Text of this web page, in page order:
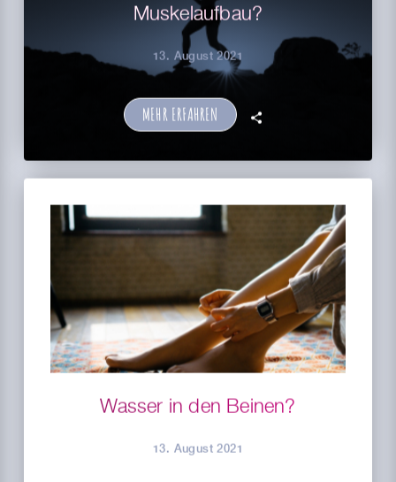
Muskelaufbau?
13. August 2021
MEHR ERFAHREN 🗣
Wasser in den Beinen?
13. August 2021